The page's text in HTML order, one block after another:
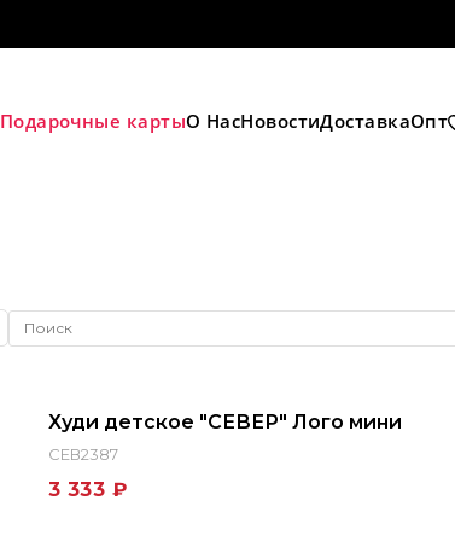
Подарочные картыО НасНовостиДоставкаОпт
СЕВ2387
Худи детское "СЕВЕР" Лого мини
3 333 ₽